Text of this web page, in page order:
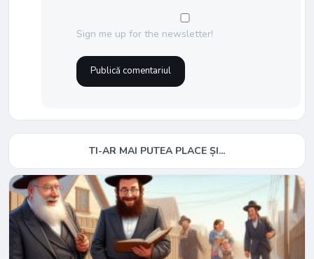
Sign me up for the newsletter!
TI-AR MAI PUTEA PLACE ȘI...